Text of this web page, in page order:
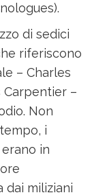
di sedici
riferiscono
– Charles
Carpentier –
Non
i
in
dai miliziani